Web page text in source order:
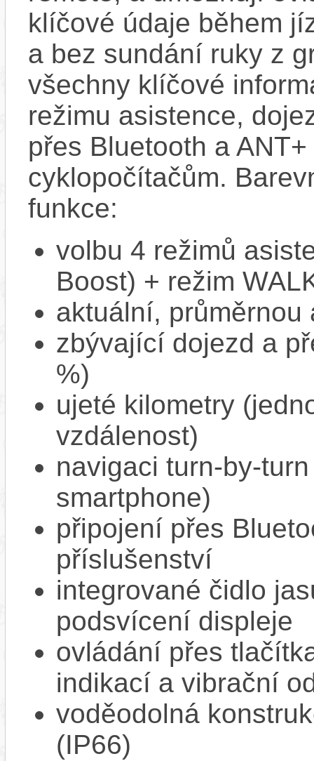
klíčové údaje během
a bez sundání ruky z
všechny klíčové
režimu asistence,
přes Bluetooth a
cyklopočítačům.
funkce:
volbu 4 režimů
Boost) + režim
aktuální, průměrnou
zbývající dojezd a
%)
ujeté kilometry
vzdálenost)
navigaci turn-by-
smartphone)
připojení přes
příslušenství
integrované čidlo
podsvícení displeje
ovládání přes
indikací a vibrační
voděodolná
(IP66)